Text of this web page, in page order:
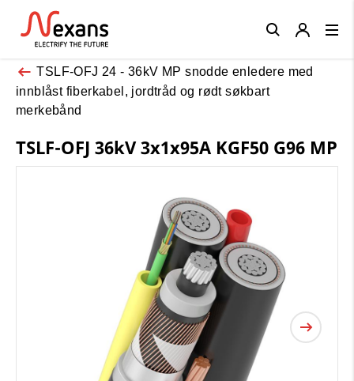
TSLF-OFJ 24 - 36kV MP snodde enledere med
innblåst fiberkabel, jordtråd og rødt søkbart
merkebånd
TSLF-OFJ 36kV 3x1x95A KGF50 G96 MP
Close